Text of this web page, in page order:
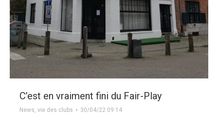
C’est en vraiment fini du Fair-Play
News, vie des clubs 30/04/22 09:14